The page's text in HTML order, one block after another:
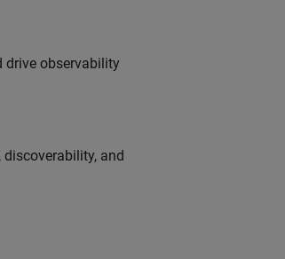
drive observability
and